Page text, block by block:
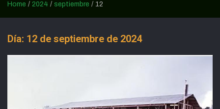
Home 2024 septiembre 12
Día: 12 de septiembre de 2024